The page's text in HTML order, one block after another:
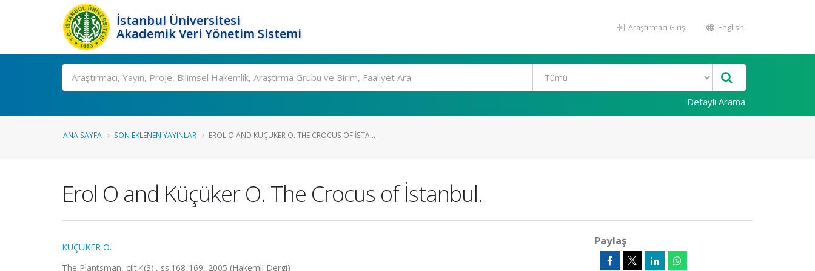
İstanbul Üniversitesi
Akademik Veri Yönetim Sistemi
Araştırmacı Girişi English
Ara
Detaylı Arama
ANA SAYFA SON EKLENEN YAYINLAR EROL O AND KÜÇÜKER O. THE CROCUS OF İSTA...
Erol O and Küçüker O. The Crocus of İstanbul.
KÜÇÜKER O.
The Plantsman, cilt.4(3):, ss.168-169, 2005 (Hakemli Dergi)
Paylaş